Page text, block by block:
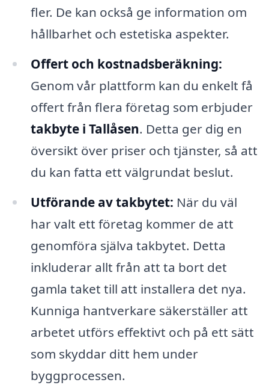
fler. De kan också ge information om
hållbarhet och estetiska aspekter.
Offert och kostnadsberäkning:
Genom vår plattform kan du enkelt få
offert från flera företag som erbjuder
takbyte i Tallåsen. Detta ger dig en
översikt över priser och tjänster, så att
du kan fatta ett välgrundat beslut.
Utförande av takbytet: När du väl
har valt ett företag kommer de att
genomföra själva takbytet. Detta
inkluderar allt från att ta bort det
gamla taket till att installera det nya.
Kunniga hantverkare säkerställer att
arbetet utförs effektivt och på ett sätt
som skyddar ditt hem under
byggprocessen.